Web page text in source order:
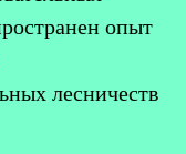
опыт
лесничеств